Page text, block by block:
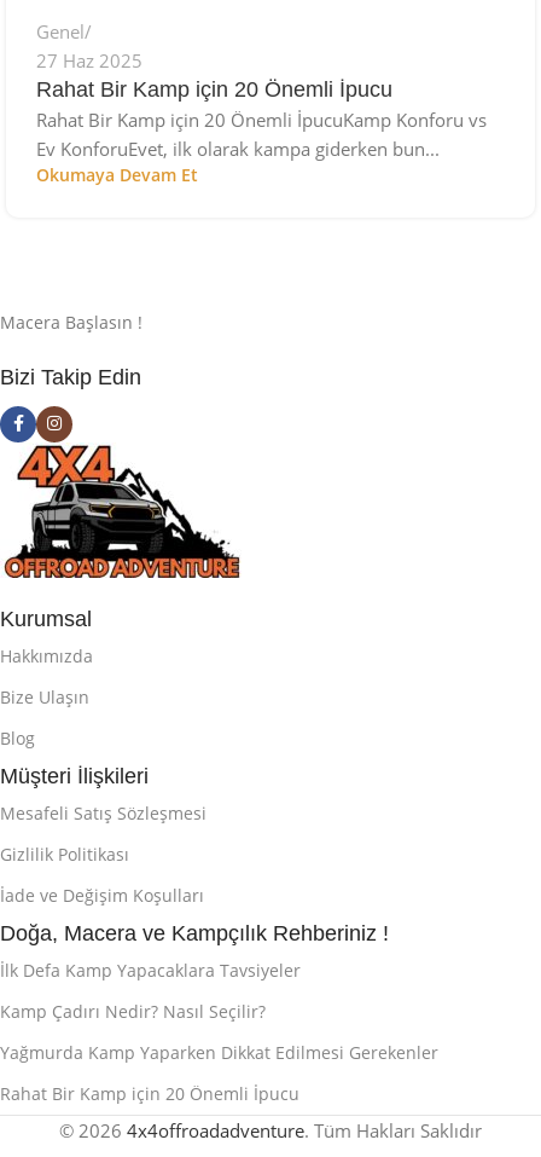
Genel
27 Haz 2025
Rahat Bir Kamp için 20 Önemli İpucu
Rahat Bir Kamp için 20 Önemli İpucuKamp Konforu vs
Ev KonforuEvet, ilk olarak kampa giderken bun...
Okumaya Devam Et
Macera Başlasın !
Bizi Takip Edin
Kurumsal
Hakkımızda
Bize Ulaşın
Blog
Müşteri İlişkileri
Mesafeli Satış Sözleşmesi
Gizlilik Politikası
İade ve Değişim Koşulları
Doğa, Macera ve Kampçılık Rehberiniz !
İlk Defa Kamp Yapacaklara Tavsiyeler
Kamp Çadırı Nedir? Nasıl Seçilir?
Yağmurda Kamp Yaparken Dikkat Edilmesi Gerekenler
Rahat Bir Kamp için 20 Önemli İpucu
© 2026 4x4offroadadventure. Tüm Hakları Saklıdır